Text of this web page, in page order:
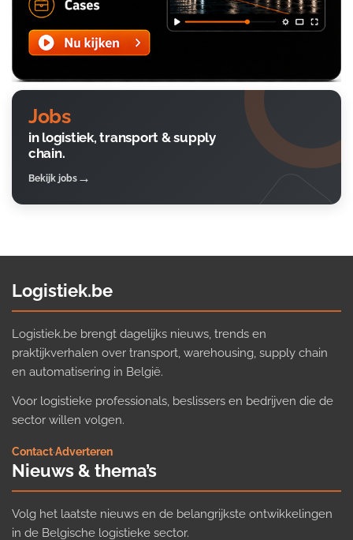
Jobs
in logistiek, transport & supply
chain.
Bekijk jobs
Logistiek.be
Logistiek.be brengt dagelijks nieuws, trends en
praktijkverhalen over transport, warehousing, supply chain
en automatisering in België.
Voor logistieke professionals, beslissers en bedrijven die de
sector willen volgen.
Contact·Adverteren
Nieuws & thema’s
Volg het laatste nieuws en de belangrijkste ontwikkelingen
in de Belgische logistieke sector.